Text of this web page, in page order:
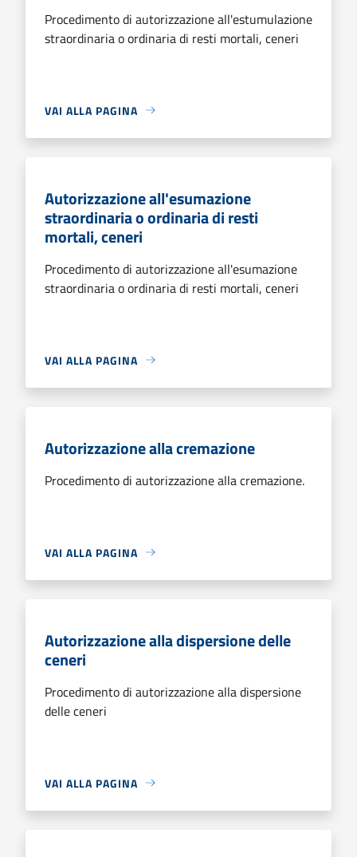
Procedimento di autorizzazione all'estumulazione
straordinaria o ordinaria di resti mortali, ceneri
VAI ALLA PAGINA
Autorizzazione all'esumazione
straordinaria o ordinaria di resti
mortali, ceneri
Procedimento di autorizzazione all'esumazione
straordinaria o ordinaria di resti mortali, ceneri
VAI ALLA PAGINA
Autorizzazione alla cremazione
Procedimento di autorizzazione alla cremazione.
VAI ALLA PAGINA
Autorizzazione alla dispersione delle
ceneri
Procedimento di autorizzazione alla dispersione
delle ceneri
VAI ALLA PAGINA